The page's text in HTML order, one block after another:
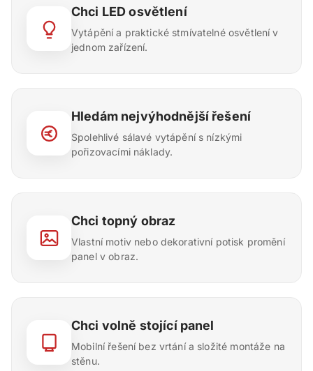
Chci LED osvětlení
Vytápění a praktické stmívatelné osvětlení v
jednom zařízení.
Hledám nejvýhodnější řešení
Spolehlivé sálavé vytápění s nízkými
pořizovacími náklady.
Chci topný obraz
Vlastní motiv nebo dekorativní potisk promění
panel v obraz.
Chci volně stojící panel
Mobilní řešení bez vrtání a složité montáže na
stěnu.